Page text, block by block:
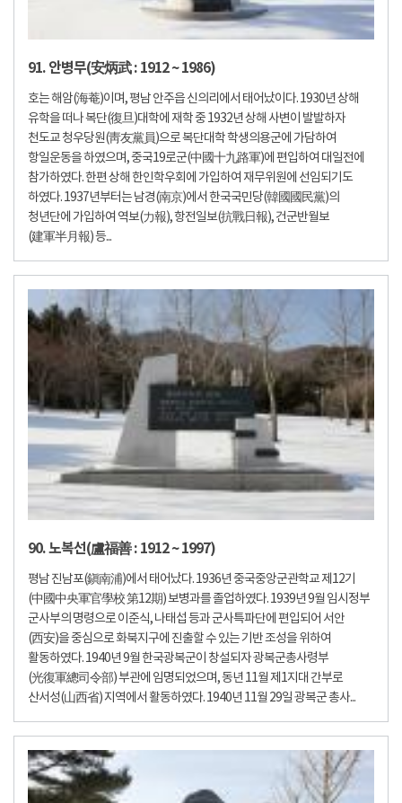
91. 안병무(安炳武 : 1912 ~ 1986)
호는 해암(海菴)이며, 평남 안주읍 신의리에서 태어났이다. 1930년 상해
유학을 떠나 복단(復旦)대학에 재학 중 1932년 상해 사변이 발발하자
천도교 청우당원(靑友黨員)으로 복단대학 학생의용군에 가담하여
항일운동을 하였으며, 중국19로군(中國十九路軍)에 편입하여 대일전에
참가하였다. 한편 상해 한인학우회에 가입하여 재무위원에 선임되기도
하였다. 1937년부터는 남경(南京)에서 한국국민당(韓國國民黨)의
청년단에 가입하여 역보(力報), 항전일보(抗戰日報), 건군반월보
(建軍半月報) 등...
90. 노복선(盧福善 : 1912 ~ 1997)
평남 진남포(鎭南浦)에서 태어났다. 1936년 중국중앙군관학교 제12기
(中國中央軍官學校 第12期) 보병과를 졸업하였다. 1939년 9월 임시정부
군사부의 명령으로 이준식, 나태섭 등과 군사특파단에 편입되어 서안
(西安)을 중심으로 화북지구에 진출할 수 있는 기반 조성을 위하여
활동하였다. 1940년 9월 한국광복군이 창설되자 광복군총사령부
(光復軍總司令部) 부관에 임명되었으며, 동년 11월 제1지대 간부로
산서성(山西省) 지역에서 활동하였다. 1940년 11월 29일 광복군 총사...